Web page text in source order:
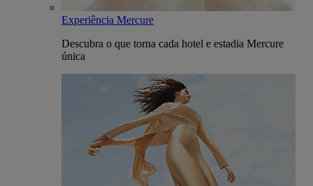
Experiência Mercure
Descubra o que torna cada hotel e estadia Mercure
única